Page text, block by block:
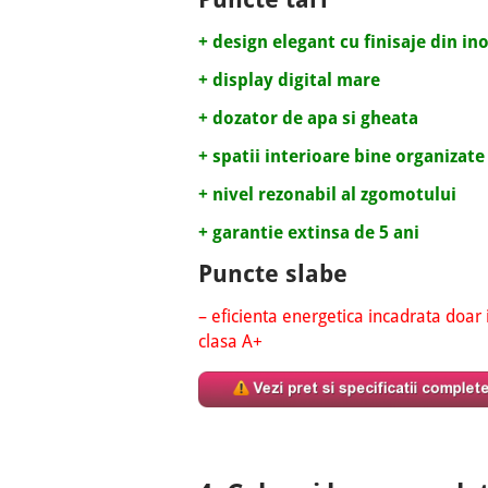
+ design elegant cu finisaje din
+ display digital mare
+ dozator de apa si gheata
+ spatii interioare bine organizate
+ nivel rezonabil al zgomotului
+ garantie extinsa de 5 ani
Puncte slabe
– eficienta energetica incadrata doar
clasa A+